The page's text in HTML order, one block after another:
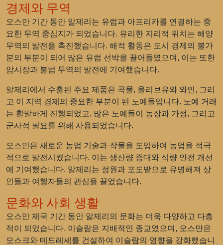
경제와 무역
오스만 기간 동안 알제리는 유럽과 아프리카를 연결하는 중
요한 무역 중심지가 되었습니다. 유리한 지리적 위치는 해양
무역의 발전을 촉진했습니다. 해적 활동은 도시 경제의 불가
분의 부분이 되어 많은 유럽 선박을 끌어들였으며, 이는 또한
암시장과 불법 무역의 발전에 기여했습니다.
알제리에서 수출된 주요 제품은 곡물, 올리브유와 와인, 그리
고 이 지역 경제의 중요한 부분이 된 노예들입니다. 노예 거래
는 활발하게 진행되었고, 많은 노예들이 농장과 가정, 그리고
군사적 필요를 위해 사용되었습니다.
오스만은 새로운 농업 기술과 작물을 도입하여 농업을 적극
적으로 발전시켰습니다. 이는 생산량 증대와 식량 안전 개선
에 기여했습니다. 알제리는 정원과 포도밭으로 유명해져 상
인들과 여행자들의 관심을 끌었습니다.
문화와 사회 생활
오스만 제국 기간 동안 알제리의 문화는 더욱 다양하고 다층
적이 되었습니다. 이슬람은 지배적인 종교였으며, 오스만은
모스크와 메드레세를 건설하여 이슬람의 영향을 강화했습니